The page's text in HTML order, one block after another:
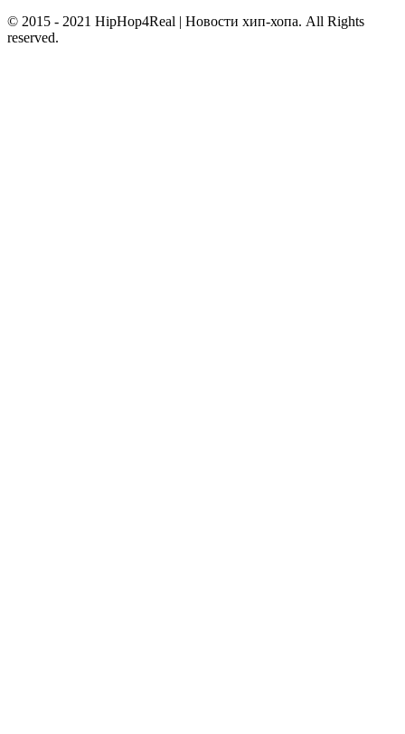
© 2015 - 2021 HipHop4Real | Новости хип-хопа. All Rights
reserved.